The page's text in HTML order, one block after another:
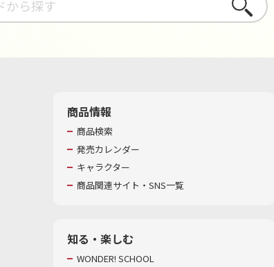
さがす
商品情報
商品検索
発売カレンダー
キャラクター
商品関連サイト・SNS一覧
知る・楽しむ
WONDER! SCHOOL